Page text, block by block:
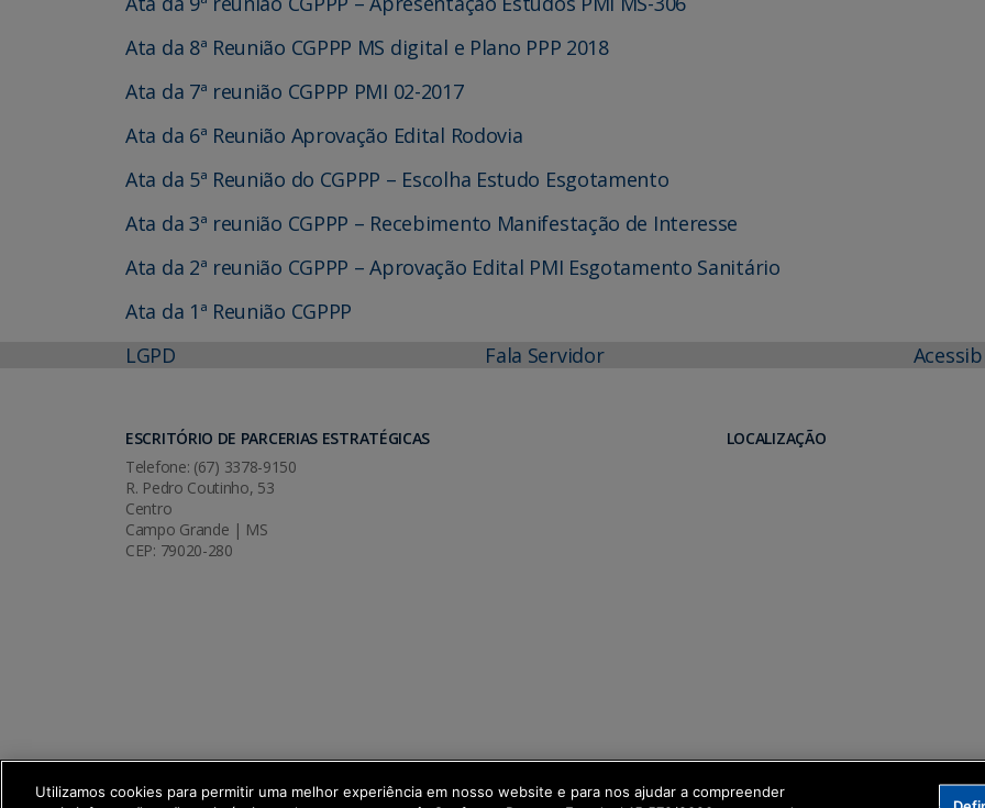
Ata da 8ª Reunião CGPPP MS digital e Plano PPP 2018
Ata da 7ª reunião CGPPP PMI 02-2017
Ata da 6ª Reunião Aprovação Edital Rodovia
Ata da 5ª Reunião do CGPPP – Escolha Estudo Esgotamento
Ata da 3ª reunião CGPPP – Recebimento Manifestação de Interesse
Ata da 2ª reunião CGPPP – Aprovação Edital PMI Esgotamento Sanitário
Ata da 1ª Reunião CGPPP
LGPD
Fala Servidor
ESCRITÓRIO DE PARCERIAS ESTRATÉGICAS
Telefone: (67) 3378-9150
R. Pedro Coutinho, 53
Centro
Campo Grande | MS
CEP: 79020-280
LOCALIZAÇÃO
Utilizamos cookies para permitir uma melhor experiência em nosso website e para nos ajudar a compreender